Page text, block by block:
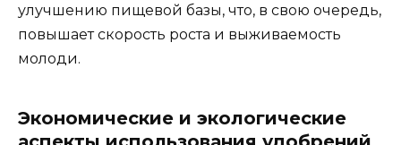
улучшению пищевой базы, что, в свою очередь,
повышает скорость роста и выживаемость
молоди.
Экономические и экологические